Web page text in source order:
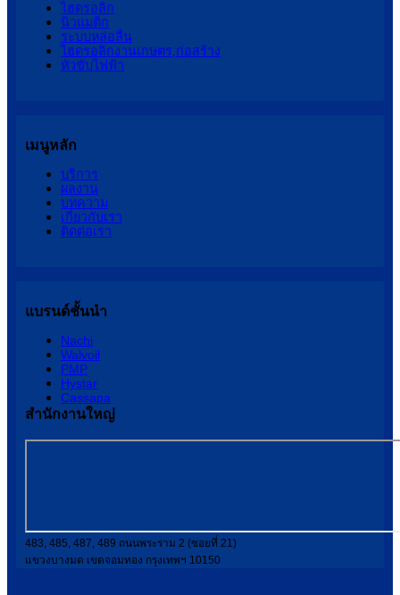
ไฮดรอลิก
นิวแมติก
ระบบหล่อลื่น
ไฮดรอลิกงานเกษตร,ก่อสร้าง
หัวขับไฟฟ้า
เมนูหลัก
บริการ
ผลงาน
บทความ
เกี่ยวกับเรา
ติดต่อเรา
แบรนด์ชั้นนำ
Nachi
Walvoil
PMP
Hystar
Cassapa
สำนักงานใหญ่
483, 485, 487, 489 ถนนพระราม 2 (ซอยที่ 21)
แขวงบางมด เขตจอมทอง กรุงเทพฯ 10150